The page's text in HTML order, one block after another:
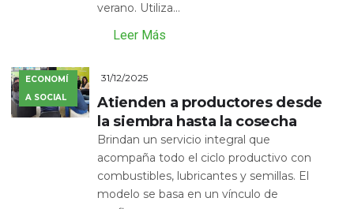
verano. Utiliza...
Leer Más
ECONOMÍ
A SOCIAL
31/12/2025
Atienden a productores desde
la siembra hasta la cosecha
Brindan un servicio integral que
acompaña todo el ciclo productivo con
combustibles, lubricantes y semillas. El
modelo se basa en un vínculo de